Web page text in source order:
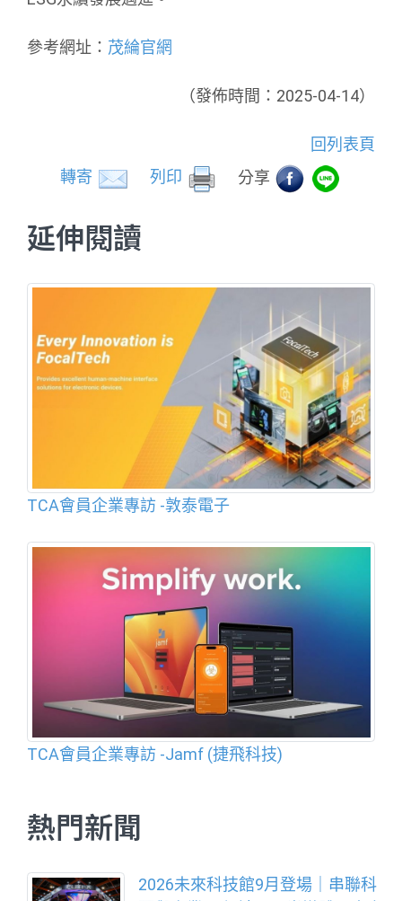
參考網址： 茂綸官網
（發佈時間：2025-04-14）
回列表頁
轉寄
列印 分享
延伸閱讀
TCA會員企業專訪 -敦泰電子
TCA會員企業專訪 -Jamf (捷飛科技)
熱門新聞
2026未來科技館9月登場｜串聯科